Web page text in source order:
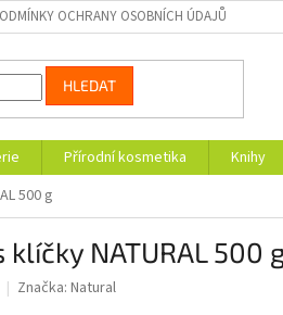
OCHRANY OSOBNÍCH ÚDAJŮ
HLEDAT
Přírodní kosmetika Knihy
500 g
NATURAL 500
Značka: Natural